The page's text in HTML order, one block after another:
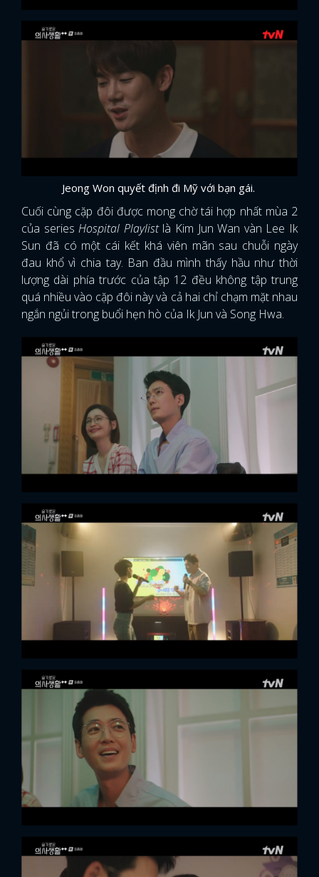
Jeong Won quyết định đi Mỹ với bạn gái.
Cuối cùng cặp đôi được mong chờ tái hợp nhất mùa 2
của seriesHospital Playlistlà Kim Jun Wan vàn Lee Ik
Sun đã có một cái kết khá viên mãn sau chuỗi ngày
đau khổ vì chia tay. Ban đầu mình thấy hầu như thời
lượng dài phía trước của tập 12 đều không tập trung
quá nhiều vào cặp đôi này và cả hai chỉ chạm mặt nhau
ngắn ngủi trong buổi hẹn hò của Ik Jun và Song Hwa.